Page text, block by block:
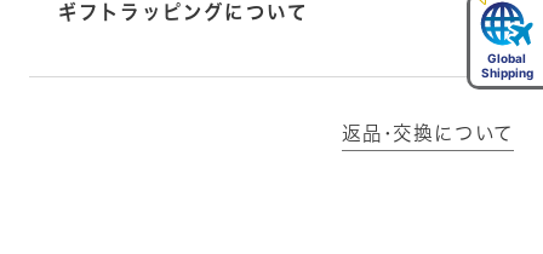
ギフトラッピングについて
返品･交換について